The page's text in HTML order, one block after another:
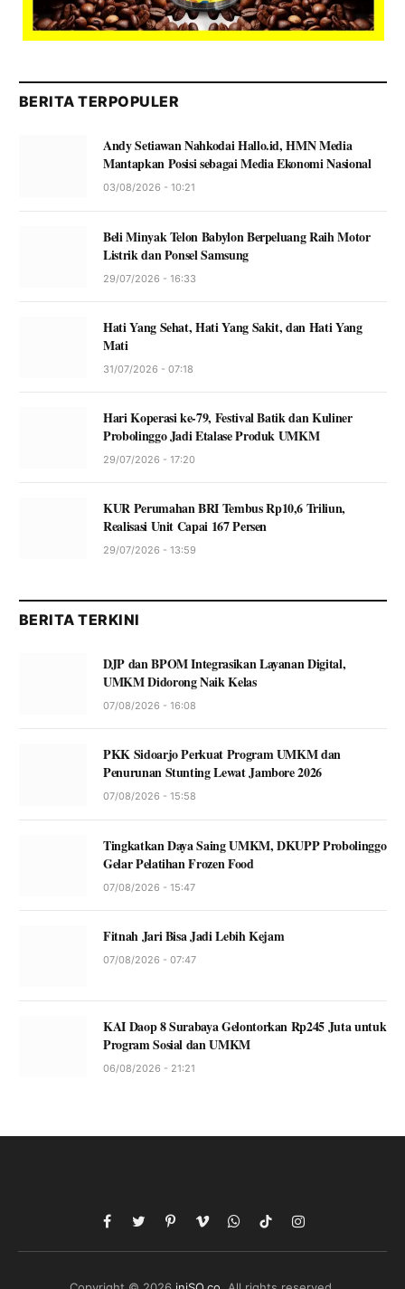
BERITA TERPOPULER
Andy Setiawan Nahkodai Hallo.id, HMN Media
Mantapkan Posisi sebagai Media Ekonomi Nasional
03/08/2026 - 10:21
Beli Minyak Telon Babylon Berpeluang Raih Motor
Listrik dan Ponsel Samsung
29/07/2026 - 16:33
Hati Yang Sehat, Hati Yang Sakit, dan Hati Yang
Mati
31/07/2026 - 07:18
Hari Koperasi ke-79, Festival Batik dan Kuliner
Probolinggo Jadi Etalase Produk UMKM
29/07/2026 - 17:20
KUR Perumahan BRI Tembus Rp10,6 Triliun,
Realisasi Unit Capai 167 Persen
29/07/2026 - 13:59
BERITA TERKINI
DJP dan BPOM Integrasikan Layanan Digital,
UMKM Didorong Naik Kelas
07/08/2026 - 16:08
PKK Sidoarjo Perkuat Program UMKM dan
Penurunan Stunting Lewat Jambore 2026
07/08/2026 - 15:58
Tingkatkan Daya Saing UMKM, DKUPP Probolinggo
Gelar Pelatihan Frozen Food
07/08/2026 - 15:47
Fitnah Jari Bisa Jadi Lebih Kejam
07/08/2026 - 07:47
KAI Daop 8 Surabaya Gelontorkan Rp245 Juta untuk
Program Sosial dan UMKM
06/08/2026 - 21:21
Facebook
TwitterPinterestVimeoWhatsApp
TikTokInstagram